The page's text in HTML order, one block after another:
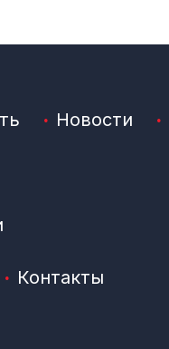
Новости
Контакты